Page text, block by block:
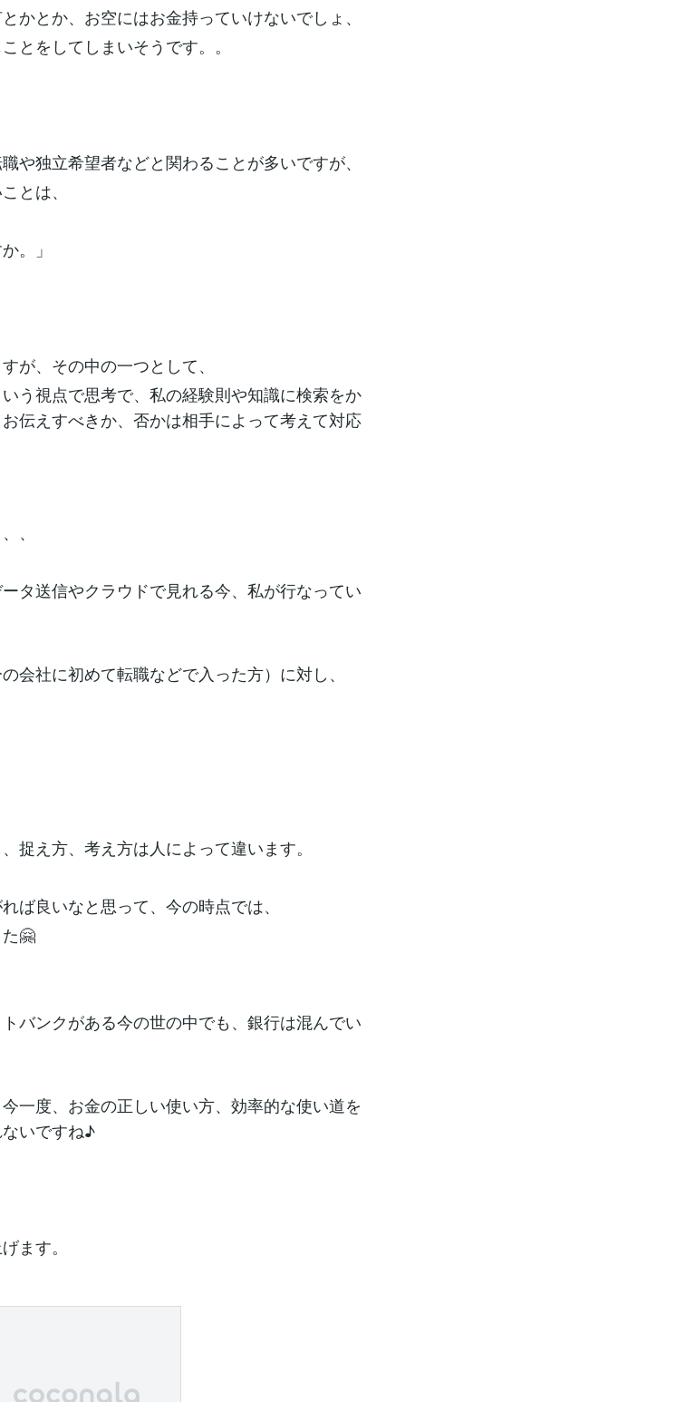
かとか、お空にはお金持っていけないでしょ、
とをしてしまいそうです。。
や独立希望者などと関わることが多いですが、
とは、
。」
が、その中の一つとして、
う視点で思考で、私の経験則や知識に検索をか
伝えすべきか、否かは相手によって考えて対応
、
タ送信やクラウドで見れる今、私が行なってい
会社に初めて転職などで入った方）に対し、
捉え方、考え方は人によって違います。
ば良いなと思って、今の時点では、
🤗
バンクがある今の世の中でも、銀行は混んでい
一度、お金の正しい使い方、効率的な使い道を
いですね♪
ます。